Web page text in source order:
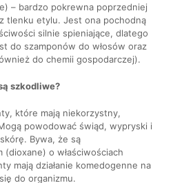
– bardzo pokrewna poprzedniej
tlenku etylu. Jest ona pochodną
silnie spieniające, dlatego
do szamponów do włosów oraz
do chemii gospodarczej).
szkodliwe?
które mają niekorzystny,
powodować świąd, wypryski i
Bywa, że są
o właściwościach
mają działanie komedogenne na
do organizmu.